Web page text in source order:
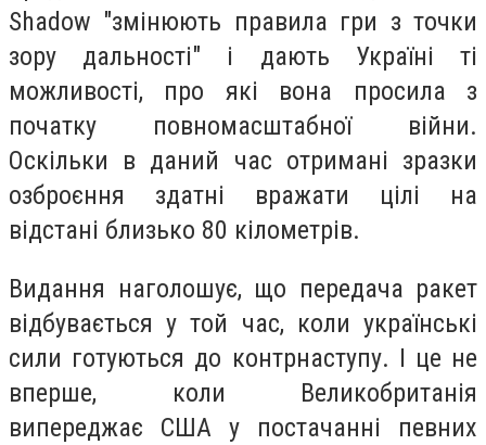
Shadow "змінюють правила гри з точки
зору дальності" і дають Україні ті
можливості, про які вона просила з
початку повномасштабної війни.
Оскільки в даний час отримані зразки
озброєння здатні вражати цілі на
відстані близько 80 кілометрів.
Видання наголошує, що передача ракет
відбувається у той час, коли українські
сили готуються до контрнаступу. І це не
вперше, коли Великобританія
випереджає США у постачанні певних